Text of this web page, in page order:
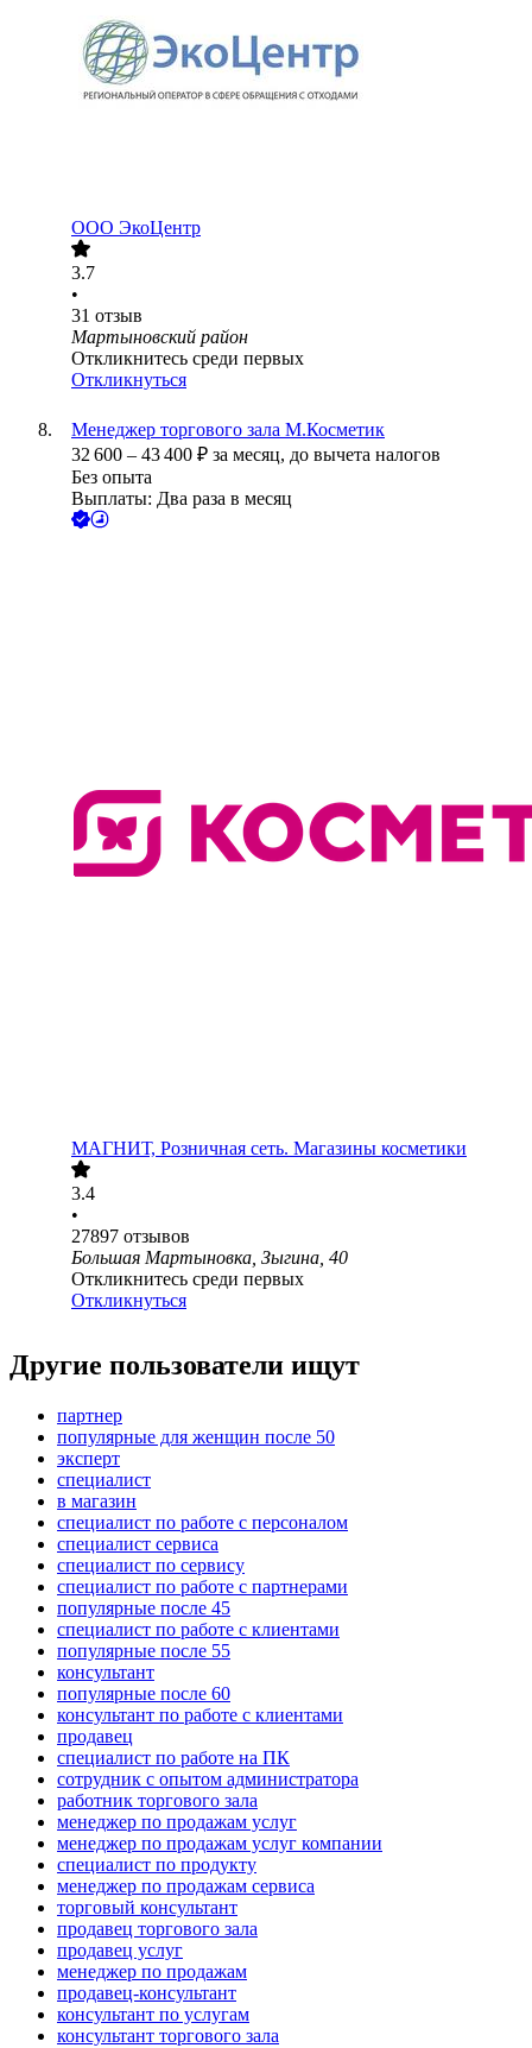
ООО ЭкоЦентр
3.7
•
31 отзыв
Мартыновский район
Откликнитесь среди первых
Откликнуться
Менеджер торгового зала М.Косметик
32 600 – 43 400 ₽ за месяц, до вычета налогов
Без опыта
Выплаты: Два раза в месяц
МАГНИТ, Розничная сеть. Магазины косметики
3.4
•
27897 отзывов
Большая Мартыновка, Зыгина, 40
Откликнитесь среди первых
Откликнуться
Другие пользователи ищут
партнер
популярные для женщин после 50
эксперт
специалист
в магазин
специалист по работе с персоналом
специалист сервиса
специалист по сервису
специалист по работе с партнерами
популярные после 45
специалист по работе с клиентами
популярные после 55
консультант
популярные после 60
консультант по работе с клиентами
продавец
специалист по работе на ПК
сотрудник с опытом администратора
работник торгового зала
менеджер по продажам услуг
менеджер по продажам услуг компании
специалист по продукту
менеджер по продажам сервиса
торговый консультант
продавец торгового зала
продавец услуг
менеджер по продажам
продавец-консультант
консультант по услугам
консультант торгового зала